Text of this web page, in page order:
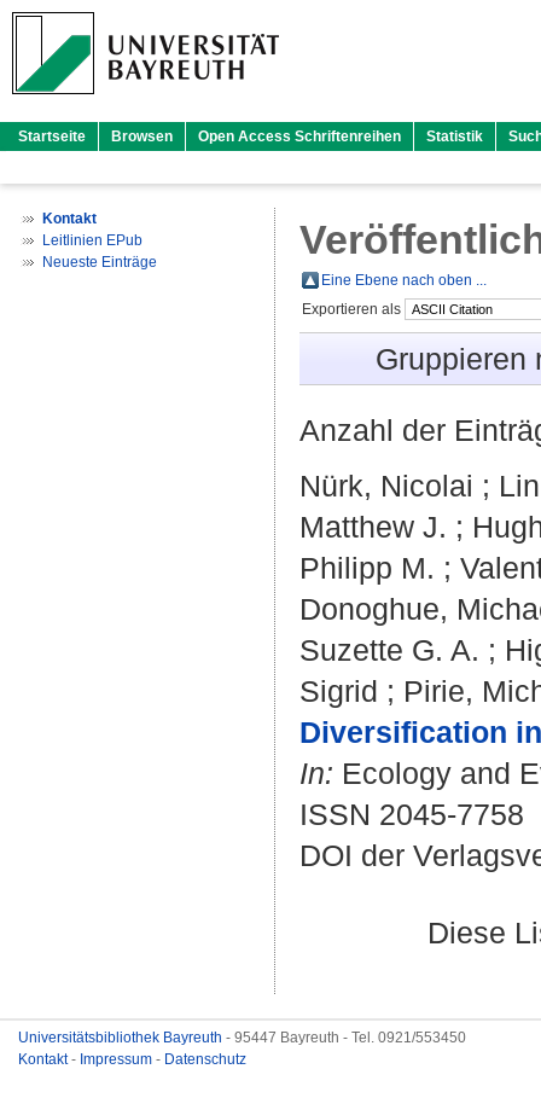
Startseite Browsen Open Access Schriftenreihen Statistik
Kontakt
Leitlinien EPub
Neueste Einträge
Eine Ebene nach oben ...
Exportieren als
Anzahl der
Nürk, Nicolai ;
Matthew J. ;
Philipp M. ;
Donoghue,
Suzette G. A. ;
Sigrid ; Pirie,
Diversification
In: Ecology and
ISSN 2045-7758
DOI der
Diese
Universitätsbibliothek Bayreuth - 95447 Bayreuth - Tel. 0921/553450
Kontakt- Impressum - Datenschutz